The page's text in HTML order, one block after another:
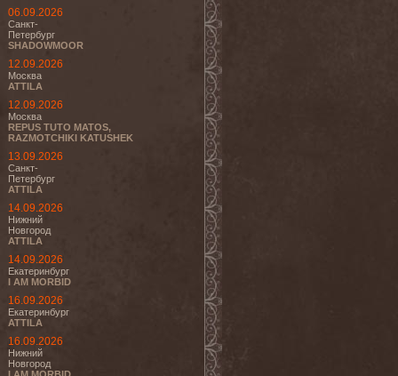
06.09.2026
Санкт-
Петербург
SHADOWMOOR
12.09.2026
Москва
ATTILA
12.09.2026
Москва
REPUS TUTO MATOS,
RAZMOTCHIKI KATUSHEK
13.09.2026
Санкт-
Петербург
ATTILA
14.09.2026
Нижний
Новгород
ATTILA
14.09.2026
Екатеринбург
I AM MORBID
16.09.2026
Екатеринбург
ATTILA
16.09.2026
Нижний
Новгород